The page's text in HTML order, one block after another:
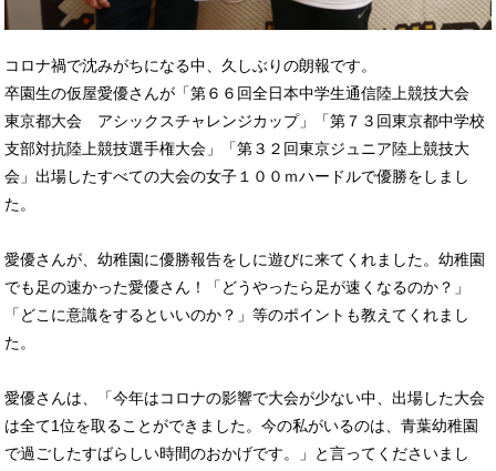
コロナ禍で沈みがちになる中、久しぶりの朗報です。
卒園生の仮屋愛優さんが「第６６回全日本中学生通信陸上競技大会
東京都大会 アシックスチャレンジカップ」「第７３回東京都中学校
支部対抗陸上競技選手権大会」「第３２回東京ジュニア陸上競技大
会」出場したすべての大会の女子１００ｍハードルで優勝をしまし
た。
愛優さんが、幼稚園に優勝報告をしに遊びに来てくれました。幼稚園
でも足の速かった愛優さん！「どうやったら足が速くなるのか？」
「どこに意識をするといいのか？」等のポイントも教えてくれまし
た。
愛優さんは、「今年はコロナの影響で大会が少ない中、出場した大会
は全て1位を取ることができました。今の私がいるのは、青葉幼稚園
で過ごしたすばらしい時間のおかげです。」と言ってくださいまし